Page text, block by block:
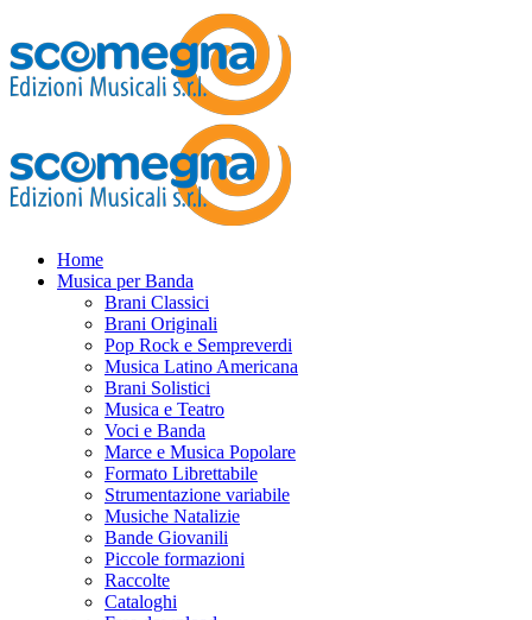
Home
Musica per Banda
Brani Classici
Brani Originali
Pop Rock e Sempreverdi
Musica Latino Americana
Brani Solistici
Musica e Teatro
Voci e Banda
Marce e Musica Popolare
Formato Librettabile
Strumentazione variabile
Musiche Natalizie
Bande Giovanili
Piccole formazioni
Raccolte
Cataloghi